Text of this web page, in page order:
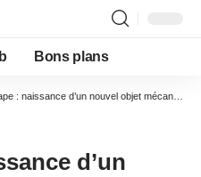
Bons plans
: naissance d’un nouvel objet mécanique horloger
d’un